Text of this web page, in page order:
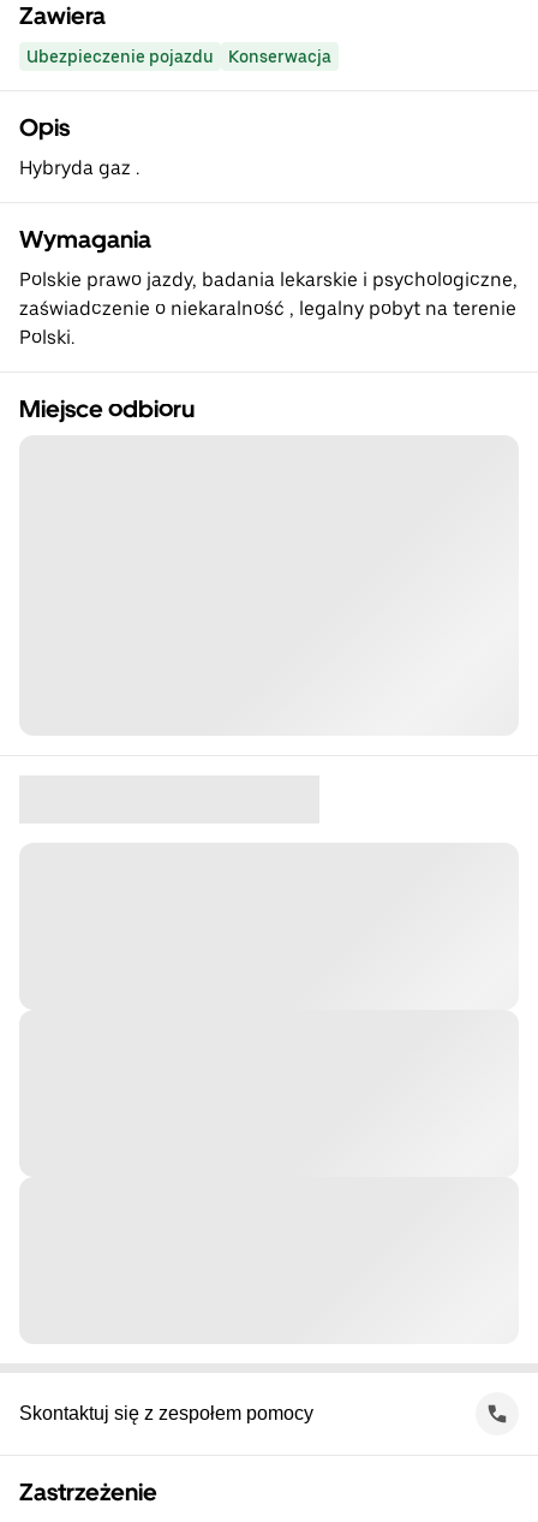
Zawiera
Ubezpieczenie pojazdu Konserwacja
Opis
Hybryda gaz .
Wymagania
Polskie prawo jazdy, badania lekarskie i psychologiczne,
zaświadczenie o niekaralność , legalny pobyt na terenie
Polski.
Miejsce odbioru
Skontaktuj się z zespołem pomocy
Zastrzeżenie